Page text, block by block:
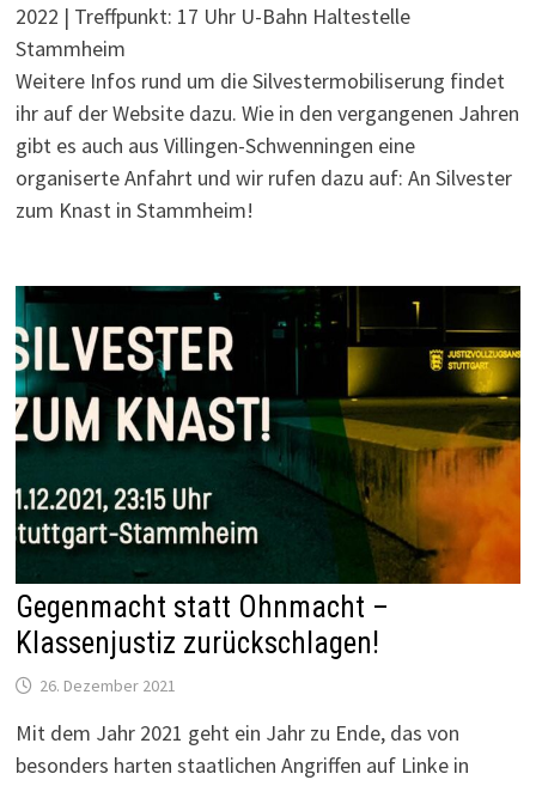
2022 | Treffpunkt: 17 Uhr U-Bahn Haltestelle
Stammheim
Weitere Infos rund um die Silvestermobiliserung findet
ihr auf der Website dazu. Wie in den vergangenen Jahren
gibt es auch aus Villingen-Schwenningen eine
organiserte Anfahrt und wir rufen dazu auf: An Silvester
zum Knast in Stammheim!
Gegenmacht statt Ohnmacht –
Klassenjustiz zurückschlagen!
26. Dezember 2021
Mit dem Jahr 2021 geht ein Jahr zu Ende, das von
besonders harten staatlichen Angriffen auf Linke in